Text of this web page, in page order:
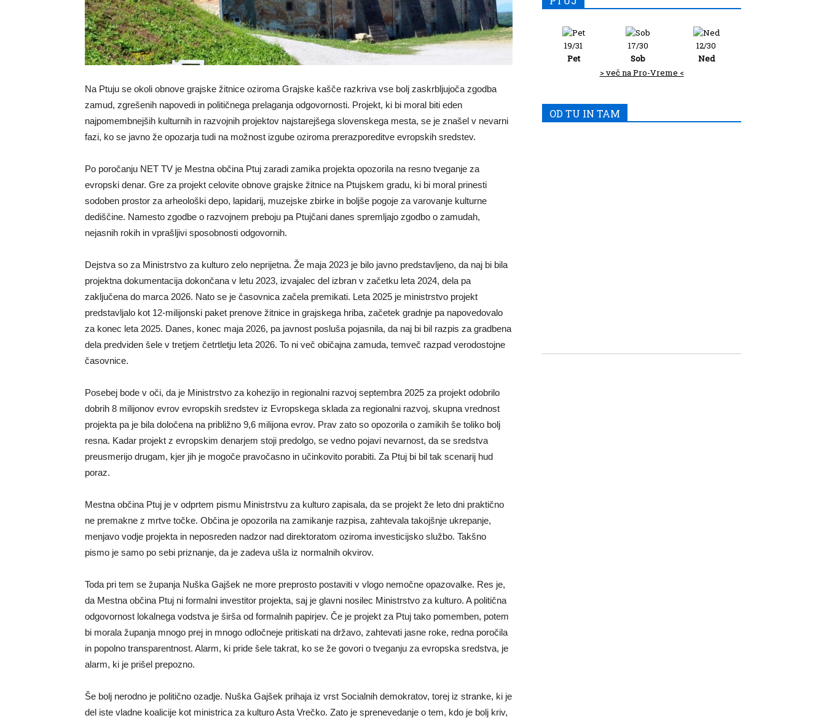
Na Ptuju se okoli obnove grajske žitnice oziroma Grajske kašče razkriva vse bolj zaskrbljujoča zgodba
zamud, zgrešenih napovedi in političnega prelaganja odgovornosti. Projekt, ki bi moral biti eden
najpomembnejših kulturnih in razvojnih projektov najstarejšega slovenskega mesta, se je znašel v nevarni
fazi, ko se javno že opozarja tudi na možnost izgube oziroma prerazporeditve evropskih sredstev.
Po poročanju NET TV je Mestna občina Ptuj zaradi zamika projekta opozorila na resno tveganje za
evropski denar. Gre za projekt celovite obnove grajske žitnice na Ptujskem gradu, ki bi moral prinesti
sodoben prostor za arheološki depo, lapidarij, muzejske zbirke in boljše pogoje za varovanje kulturne
dediščine. Namesto zgodbe o razvojnem preboju pa Ptujčani danes spremljajo zgodbo o zamudah,
nejasnih rokih in vprašljivi sposobnosti odgovornih.
Dejstva so za Ministrstvo za kulturo zelo neprijetna. Že maja 2023 je bilo javno predstavljeno, da naj bi bila
projektna dokumentacija dokončana v letu 2023, izvajalec del izbran v začetku leta 2024, dela pa
zaključena do marca 2026. Nato se je časovnica začela premikati. Leta 2025 je ministrstvo projekt
predstavljalo kot 12-milijonski paket prenove žitnice in grajskega hriba, začetek gradnje pa napovedovalo
za konec leta 2025. Danes, konec maja 2026, pa javnost posluša pojasnila, da naj bi bil razpis za gradbena
dela predviden šele v tretjem četrtletju leta 2026. To ni več običajna zamuda, temveč razpad verodostojne
časovnice.
Posebej bode v oči, da je Ministrstvo za kohezijo in regionalni razvoj septembra 2025 za projekt odobrilo
dobrih 8 milijonov evrov evropskih sredstev iz Evropskega sklada za regionalni razvoj, skupna vrednost
projekta pa je bila določena na približno 9,6 milijona evrov. Prav zato so opozorila o zamikih še toliko bolj
resna. Kadar projekt z evropskim denarjem stoji predolgo, se vedno pojavi nevarnost, da se sredstva
preusmerijo drugam, kjer jih je mogoče pravočasno in učinkovito porabiti. Za Ptuj bi bil tak scenarij hud
poraz.
Mestna občina Ptuj je v odprtem pismu Ministrstvu za kulturo zapisala, da se projekt že leto dni praktično
ne premakne z mrtve točke. Občina je opozorila na zamikanje razpisa, zahtevala takojšnje ukrepanje,
menjavo vodje projekta in neposreden nadzor nad direktoratom oziroma investicijsko službo. Takšno
pismo je samo po sebi priznanje, da je zadeva ušla iz normalnih okvirov.
Toda pri tem se županja Nuška Gajšek ne more preprosto postaviti v vlogo nemočne opazovalke. Res je,
da Mestna občina Ptuj ni formalni investitor projekta, saj je glavni nosilec Ministrstvo za kulturo. A politična
odgovornost lokalnega vodstva je širša od formalnih papirjev. Če je projekt za Ptuj tako pomemben, potem
bi morala županja mnogo prej in mnogo odločneje pritiskati na državo, zahtevati jasne roke, redna poročila
in popolno transparentnost. Alarm, ki pride šele takrat, ko se že govori o tveganju za evropska sredstva, je
alarm, ki je prišel prepozno.
Še bolj nerodno je politično ozadje. Nuška Gajšek prihaja iz vrst Socialnih demokratov, torej iz stranke, ki je
del iste vladne koalicije kot ministrica za kulturo Asta Vrečko. Zato je sprenevedanje o tem, kdo je bolj kriv,
19/31
Pet
17/30
Sob
12/30
Ned
> več na Pro-Vreme <
OD TU IN TAM